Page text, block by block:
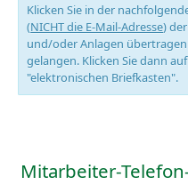
Klicken Sie in der
(NICHT die E-Mail-Adresse)
und/oder Anlagen
gelangen. Klicken Sie dann
"elektronischen Briefkasten".
Mitarbeiter-